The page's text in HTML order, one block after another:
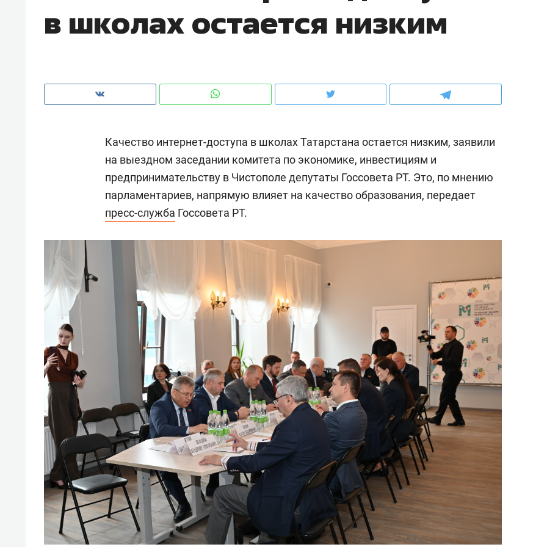
в школах остается низким
Качество интернет-доступа в школах Татарстана остается низким, заявили
на выездном заседании комитета по экономике, инвестициям и
предпринимательству в Чистополе депутаты Госсовета РТ. Это, по мнению
парламентариев, напрямую влияет на качество образования, передает
пресс-служба Госсовета РТ.
чем интересен Оман?
клиентах и чудных запросах мастеров
Рекомендуем
Оставить шум за волной: как
строят тишину в казанском
ЖК «Заря»
Психотерапевт «Фороса»:
«Директорский невроз» –
когда человек не считает
свою сверхнагрузку
стрессом»
Дизайнер-прораб
для меня это